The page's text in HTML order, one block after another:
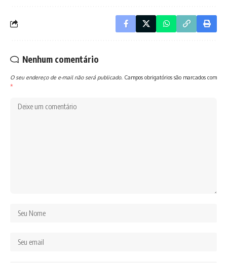
Nenhum comentário
O seu endereço de e-mail não será publicado. Campos obrigatórios são marcados com
*